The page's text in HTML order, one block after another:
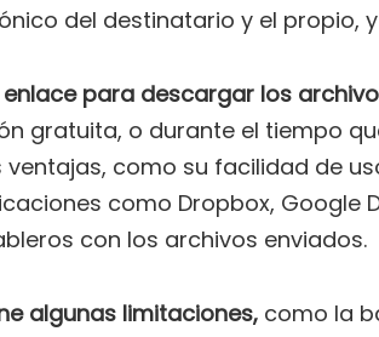
del destinatario y el propio,
para descargar los
gratuita, o durante el tiempo
como su facilidad de
como Dropbox, Google
con los archivos enviados.
algunas limitaciones, como la